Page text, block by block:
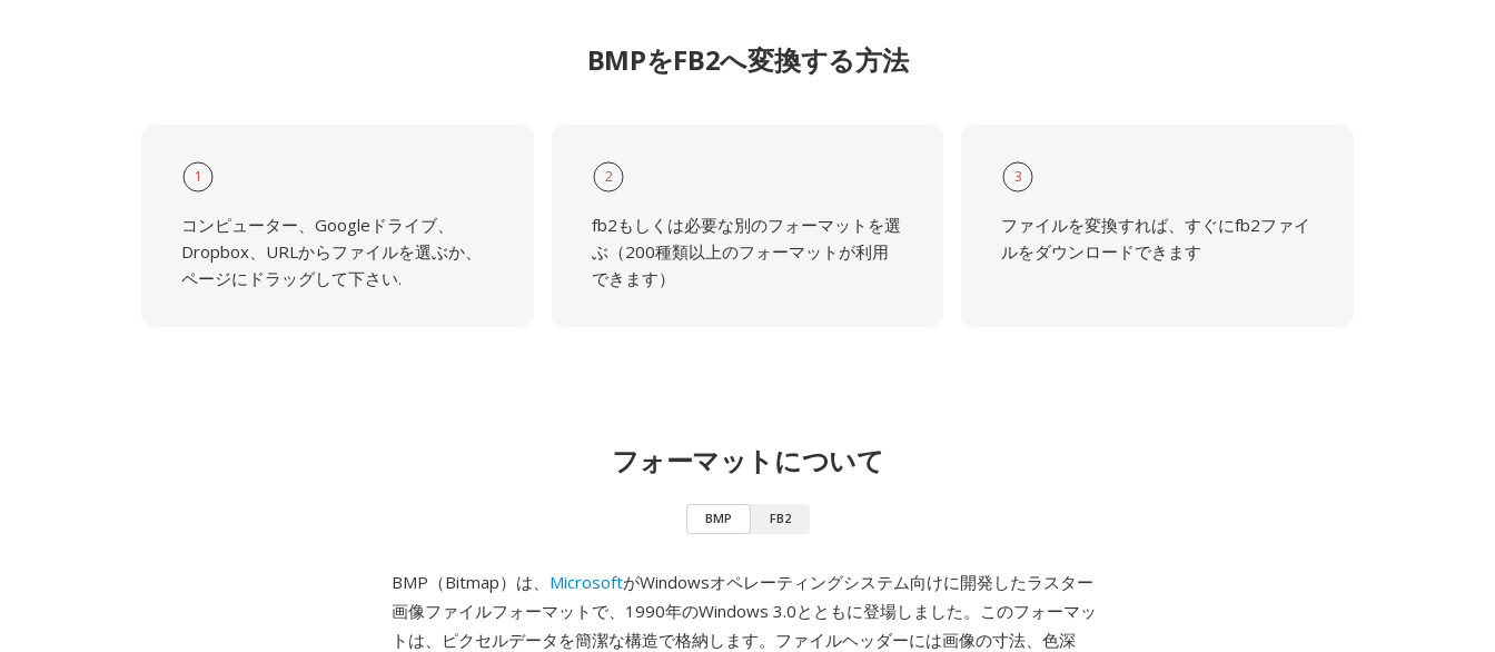
BMPをFB2へ変換する方法
1
コンピューター、Googleドライブ、
Dropbox、URLからファイルを選ぶか、
ページにドラッグして下さい.
2
fb2もしくは必要な別のフォーマットを選
ぶ（200種類以上のフォーマットが利用
できます）
3
ファイルを変換すれば、すぐにfb2ファイ
ルをダウンロードできます
フォーマットについて
BMP FB2
BMP（Bitmap）は、 MicrosoftがWindowsオペレーティングシステム向けに開発したラスター
画像ファイルフォーマットで、1990年のWindows 3.0とともに登場しました。このフォーマッ
トは、ピクセルデータを簡潔な構造で格納します。ファイルヘッダーには画像の寸法、色深